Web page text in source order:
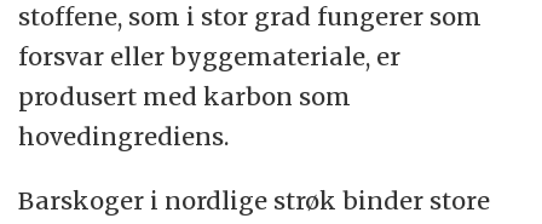
stoffene, som i stor grad fungerer som
forsvar eller byggemateriale, er
produsert med karbon som
hovedingrediens.
Barskoger i nordlige strøk binder store